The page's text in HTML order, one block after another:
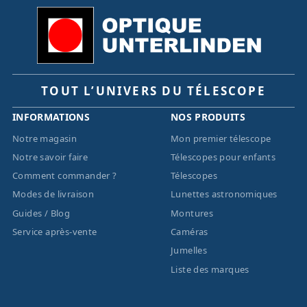
TOUT L’UNIVERS DU TÉLESCOPE
INFORMATIONS
Notre magasin
Notre savoir faire
Comment commander ?
Modes de livraison
Guides / Blog
Service après-vente
NOS PRODUITS
Mon premier télescope
Télescopes pour enfants
Télescopes
Lunettes astronomiques
Montures
Caméras
Jumelles
Liste des marques